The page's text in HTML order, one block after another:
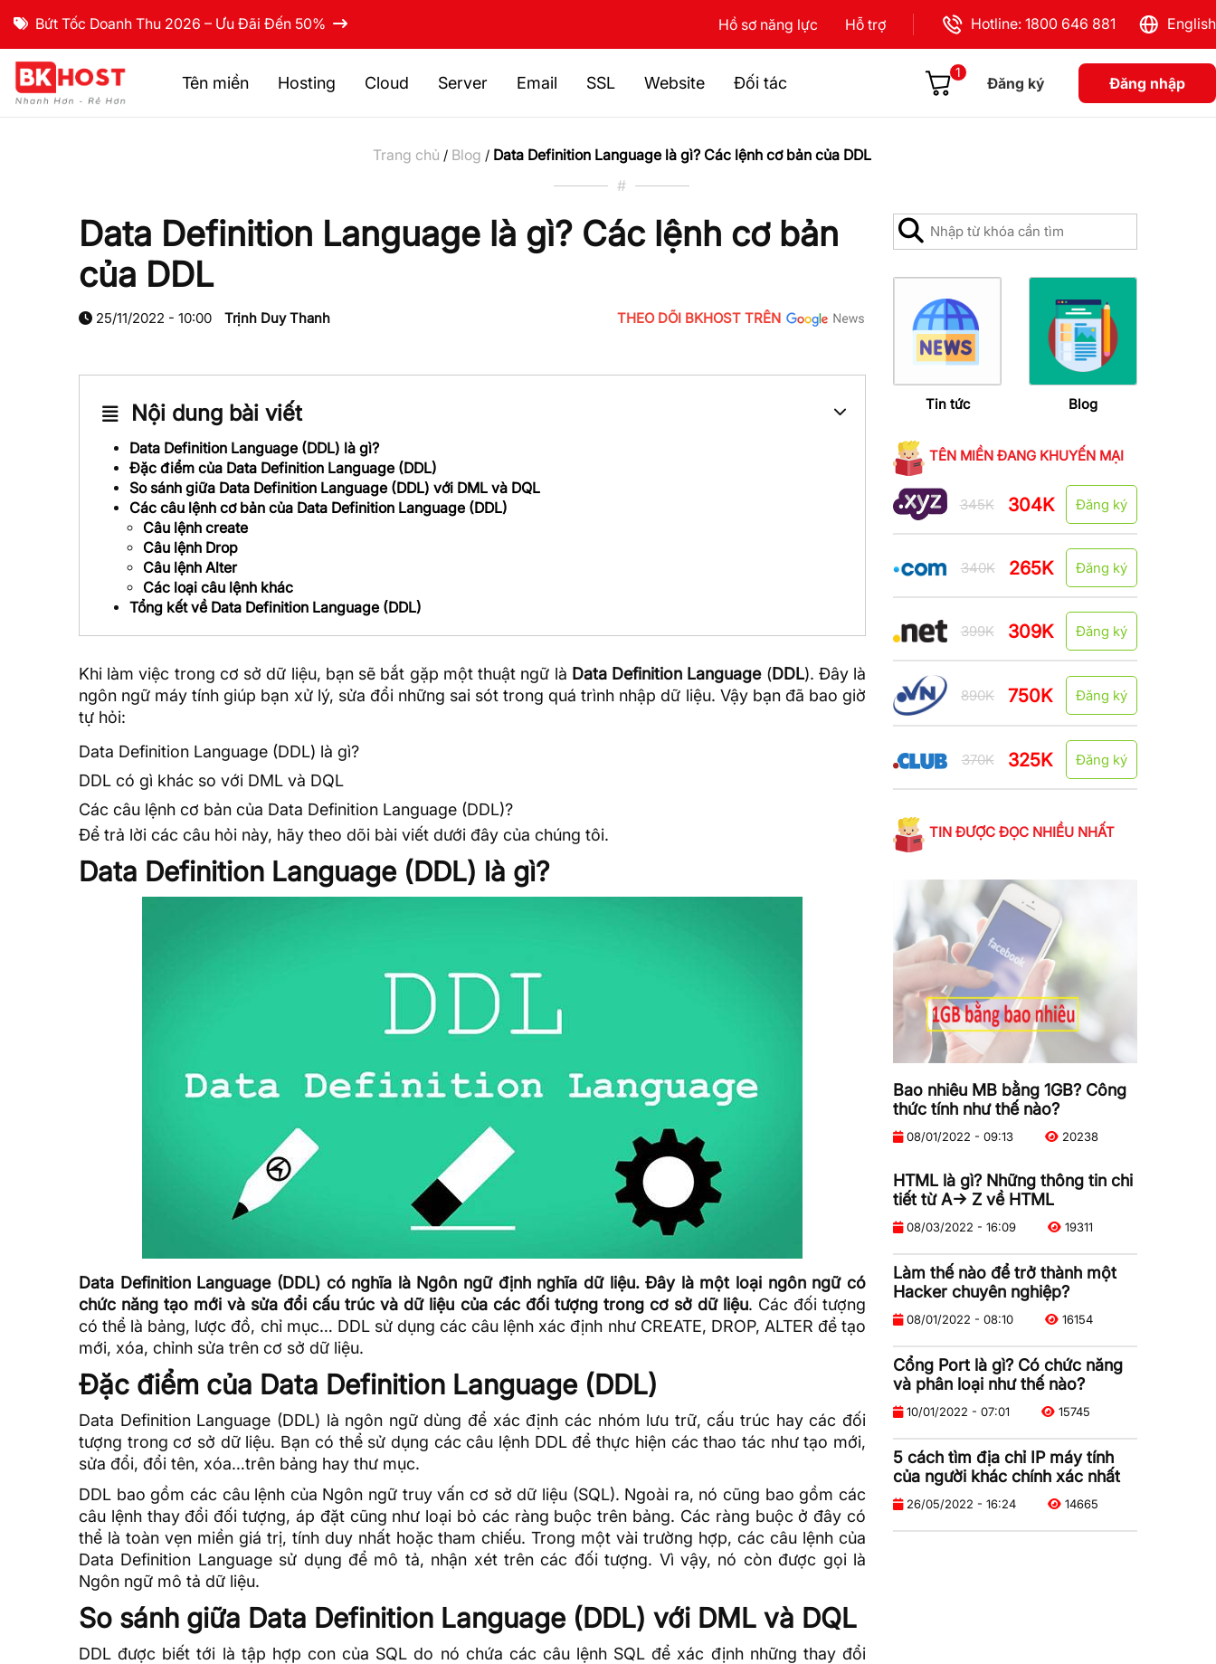
Bứt Tốc Doanh Thu 2026 – Ưu Đãi Đến 50% Hồ sơ năng lực Hỗ trợ Hotline: 1800 646 881 English
Tên miền Hosting Cloud Server Email SSL Website Đối tác
1
Đăng ký Đăng nhập
Trang chủ / Blog / Data Definition Language là gì? Các lệnh cơ bản của DDL
#
Data Definition Language là gì? Các lệnh cơ bản
của DDL
25/11/2022 - 10:00 Trịnh Duy Thanh THEO DÕI BKHOST TRÊN
Nội dung bài viết
Data Definition Language (DDL) là gì?
Đặc điểm của Data Definition Language (DDL)
So sánh giữa Data Definition Language (DDL) với DML và DQL
Các câu lệnh cơ bản của Data Definition Language (DDL)
Câu lệnh create
Câu lệnh Drop
Câu lệnh Alter
Các loại câu lệnh khác
Tổng kết về Data Definition Language (DDL)
Khi làm việc trong cơ sởdữ liệu, bạn sẽ bắt gặp một thuật ngữ là Data Definition Language(DDL). Đây là
ngôn ngữ máy tính giúp bạn xử lý, sửa đổi những sai sót trong quá trình nhập dữ liệu. Vậy bạn đã bao giờ
tự hỏi:
Data Definition Language (DDL) là gì?
DDL có gì khác so với DML và DQL
Các câu lệnh cơ bản của Data Definition Language (DDL)?
Để trả lời các câu hỏi này, hãy theo dõi bài viết dưới đây của chúng tôi.
Data Definition Language (DDL) là gì?
Data Definition Language (DDL) có nghĩa là Ngôn ngữ định nghĩa dữ liệu. Đây là một loại ngôn ngữ có
chức năng tạo mới và sửa đổi cấu trúc và dữ liệu của các đối tượng trong cơ sở dữ liệu. Các đối tượng
có thể là bảng, lược đồ, chỉ mục… DDL sử dụng các câu lệnh xác định như CREATE, DROP, ALTER để tạo
mới, xóa, chỉnh sửa trên cơ sở dữ liệu.
Đặc điểm của Data Definition Language (DDL)
Data Definition Language (DDL) là ngôn ngữ dùng để xác định các nhóm lưu trữ, cấu trúc hay các đối
tượng trong cơ sở dữ liệu. Bạn có thể sử dụng các câu lệnh DDL để thực hiện các thao tác như tạo mới,
sửa đổi, đổi tên, xóa…trên bảng hay thư mục.
DDL bao gồm các câu lệnh của Ngôn ngữ truy vấn cơ sở dữ liệu (SQL). Ngoài ra, nó cũng bao gồm các
câu lệnh thay đổi đối tượng, áp đặt cũng như loại bỏ các ràng buộc trên bảng. Các ràng buộc ở đây có
thể là toàn vẹn miền giá trị, tính duy nhất hoặc tham chiếu. Trong một vài trường hợp, các câu lệnh của
Data Definition Language sử dụng để mô tả, nhận xét trên các đối tượng. Vì vậy, nó còn được gọi là
Ngôn ngữ mô tả dữ liệu.
So sánh giữa Data Definition Language (DDL) với DML và DQL
DDL được biết tới là tập hợp con của SQL do nó chứa các câu lệnh SQL để xác định những thay đổi
Tin tức Blog
TÊN MIỀN ĐANG KHUYẾN MẠI
345K 304K Đăng ký
340K 265K Đăng ký
399K 309K Đăng ký
890K 750K Đăng ký
370K 325K Đăng ký
TIN ĐƯỢC ĐỌC NHIỀU NHẤT
Bao nhiêu MB bằng 1GB? Công
thức tính như thế nào?
08/01/2022 - 09:13 20238
HTML là gì? Những thông tin chi
tiết từ A-> Z về HTML
08/03/2022 - 16:09 19311
Làm thế nào để trở thành một
Hacker chuyên nghiệp?
08/01/2022 - 08:10 16154
Cổng Port là gì? Có chức năng
và phân loại như thế nào?
10/01/2022 - 07:01 15745
5 cách tìm địa chỉ IP máy tính
của người khác chính xác nhất
26/05/2022 - 16:24 14665